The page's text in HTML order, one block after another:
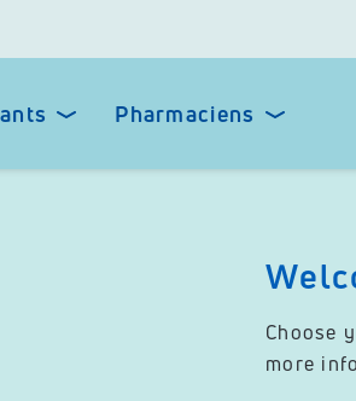
Pharmaciens
Choose
more